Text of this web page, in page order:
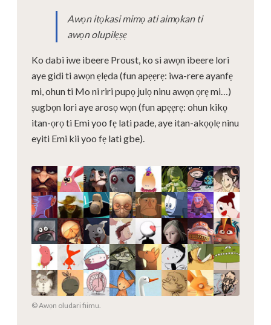
Awọn itọkasi mimọ ati aimọkan ti
awọn olupilẹṣẹ
Ko dabi iwe ibeere Proust, ko si awọn ibeere lori
aye gidi ti awọn ẹlẹda (fun apẹẹrẹ: iwa-rere ayanfẹ
mi, ohun ti Mo ni riri pupọ julọ ninu awọn ọrẹ mi…)
ṣugbọn lori aye arosọ wọn (fun apẹẹrẹ: ohun kikọ
itan-ọrọ ti Emi yoo fẹ lati pade, aye itan-akọọlẹ ninu
eyiti Emi kii yoo fẹ lati gbe).
© Awọn oludari fiimu.